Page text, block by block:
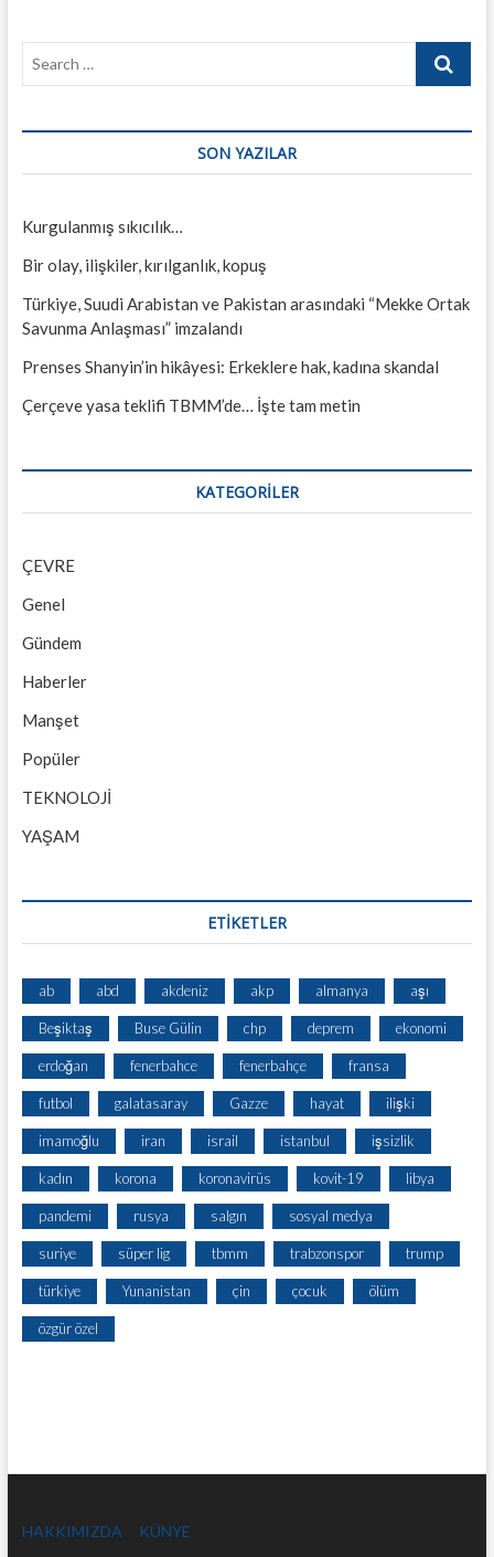
Search
SON YAZILAR
Kurgulanmış sıkıcılık…
Bir olay, ilişkiler, kırılganlık, kopuş
Türkiye, Suudi Arabistan ve Pakistan arasındaki “Mekke Ortak
Savunma Anlaşması” imzalandı
Prenses Shanyin’in hikâyesi: Erkeklere hak, kadına skandal
Çerçeve yasa teklifi TBMM’de… İşte tam metin
KATEGORILER
ÇEVRE
Genel
Gündem
Haberler
Manşet
Popüler
TEKNOLOJİ
YAŞAM
ETİKETLER
ab abd akdeniz akp almanya aşı
Beşiktaş Buse Gülin chp deprem ekonomi
erdoğan fenerbahce fenerbahçe fransa
futbol galatasaray Gazze hayat ilişki
imamoğlu iran israil istanbul işsizlik
kadın korona koronavirüs kovit-19 libya
pandemi rusya salgın sosyal medya
suriye süper lig tbmm trabzonspor trump
türkiye Yunanistan çin çocuk ölüm
özgür özel
HAKKIMIZDA KÜNYE